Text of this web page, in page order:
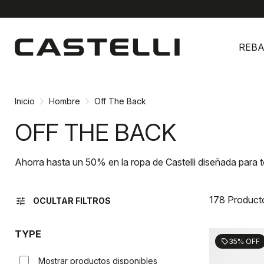
contenido
Inicio Hombre Off The Back
OFF THE BACK
Ahorra hasta un 50% en la ropa de Castelli diseñada para
tune OCULTAR FILTROS 178
TYPE
Mostrar productos disponibles
sell35% OFF